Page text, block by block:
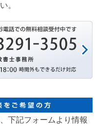
。
下記フォームより情報